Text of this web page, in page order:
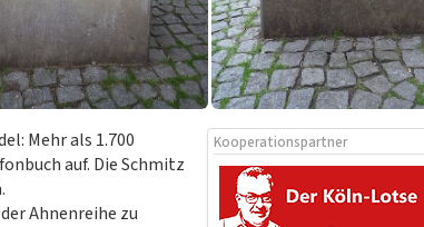
Kooperationspartner
Mehr als 1.700
auf. Die Schmitz
Ahnenreihe zu